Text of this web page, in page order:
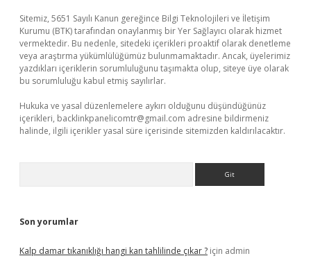
Sitemiz, 5651 Sayılı Kanun gereğince Bilgi Teknolojileri ve İletişim
Kurumu (BTK) tarafından onaylanmış bir Yer Sağlayıcı olarak hizmet
vermektedir. Bu nedenle, sitedeki içerikleri proaktif olarak denetleme
veya araştırma yükümlülüğümüz bulunmamaktadır. Ancak, üyelerimiz
yazdıkları içeriklerin sorumluluğunu taşımakta olup, siteye üye olarak
bu sorumluluğu kabul etmiş sayılırlar.
Hukuka ve yasal düzenlemelere aykırı olduğunu düşündüğünüz
içerikleri, backlinkpanelicomtr@gmail.com adresine bildirmeniz
halinde, ilgili içerikler yasal süre içerisinde sitemizden kaldırılacaktır.
Son yorumlar
Kalp damar tıkanıklığı hangi kan tahlilinde çıkar ? için admin